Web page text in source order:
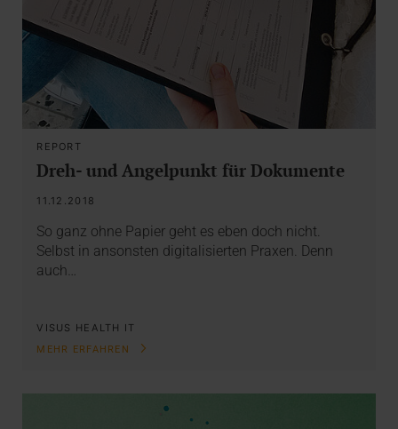
REPORT
Dreh- und Angelpunkt für Dokumente
11.12.2018
So ganz ohne Papier geht es eben doch nicht.
Selbst in ansonsten digitalisierten Praxen. Denn
auch…
VISUS HEALTH IT
MEHR ERFAHREN